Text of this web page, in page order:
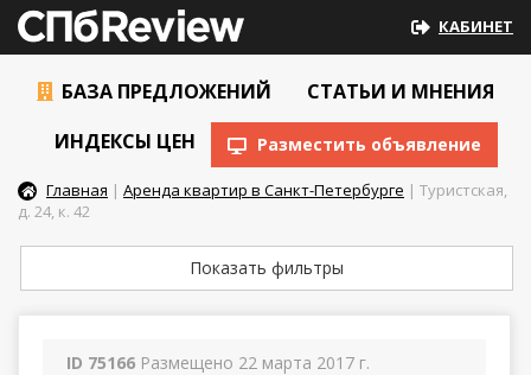
КАБИНЕТ
БАЗА ПРЕДЛОЖЕНИЙ
СТАТЬИ И МНЕНИЯ
ИНДЕКСЫ ЦЕН
Разместить объявление
Главная | Аренда квартир в Санкт-Петербурге | Туристская,
д. 24, к. 42
Показать фильтры
ID 75166 Размещено 22 марта 2017 г.